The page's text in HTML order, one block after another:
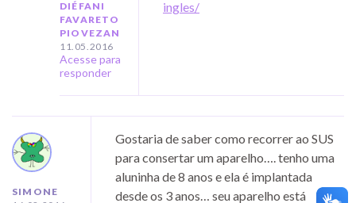
DIÉFANI
FAVARETO
PIOVEZAN
11.05.2016
Acesse para
responder
ingles/
SIMONE
Gostaria de saber como recorrer ao SUS
para consertar um aparelho…. tenho uma
aluninha de 8 anos e ela é implantada
desde os 3 anos… seu aparelho está